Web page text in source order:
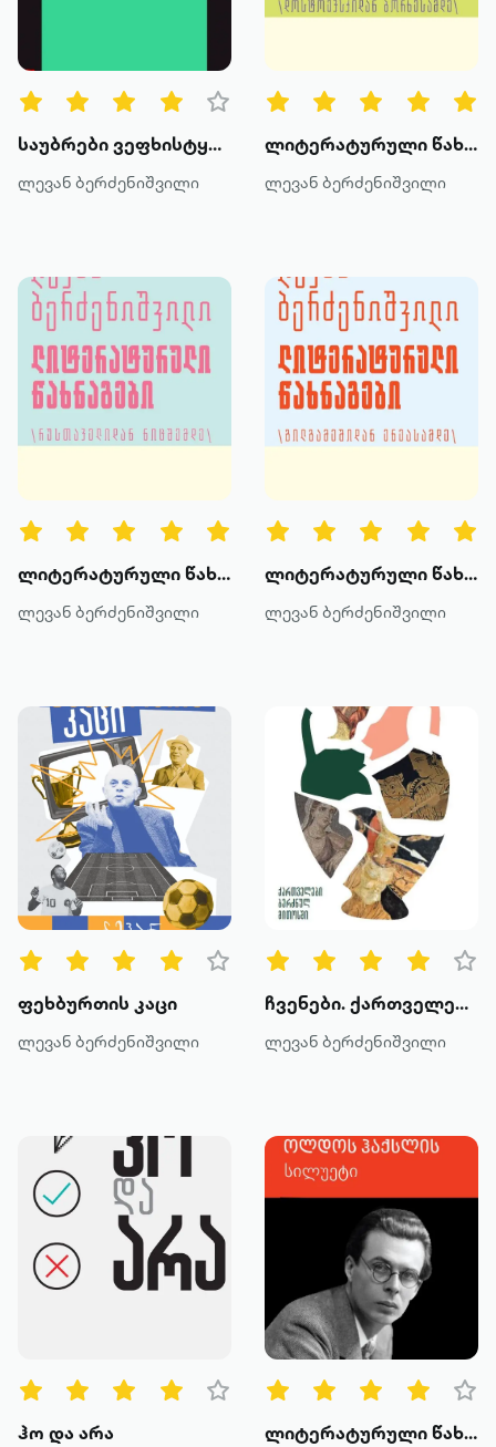
ტექსტური
ხმოვანი
მოთხრობა
რომანი
პოეზია
დოკუმენტური პროზა
მეტის ნახვა
საუბრები ვეფხისტყაოსანზე
ლევან ბერძენიშვილი
ლიტერატურული წახნაგები – დოსტოევსკიდან ბორხესამდე (ტომი III)
ლევან ბერძენიშვილი
ლიტერატურული წახნაგები – რუსთაველიდან ნიცშემდე (ტომი II)
ლევან ბერძენიშვილი
ლიტერატურული წახნაგები – გილგამეშიდან ენეასამდე (ტომი I)
ლევან ბერძენიშვილი
ფეხბურთის კაცი
ლევან ბერძენიშვილი
ჩვენები. ქართველები ბერძნულ მითოსში
ლევან ბერძენიშვილი
ჰო და არა ლიტერატურული წახნაგები: ოლდოს ჰაქსლის სილუეტი